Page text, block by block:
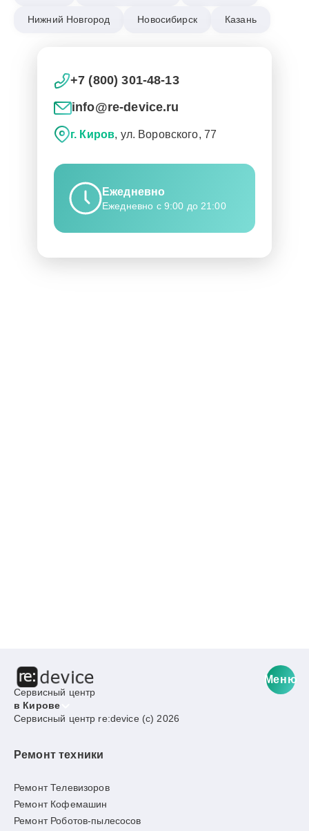
Нижний Новгород Новосибирск Казань
+7 (800) 301-48-13
info@re-device.ru
г. Киров, ул. Воровского, 77
Ежедневно
Ежедневно с 9:00 до 21:00
Сервисный центр
в Кирове
Меню
Сервисный центр re:device (c) 2026
Ремонт техники
Ремонт Телевизоров
Ремонт Кофемашин
Ремонт Роботов-пылесосов